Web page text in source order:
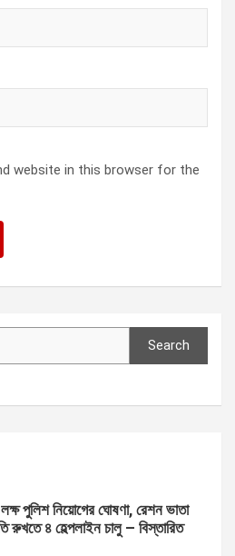
website in this browser for the
Search
লক্ষ পুলিশ নিয়োগের ঘোষণা, রেশন ভাতা
রুখতে ৪ হেল্পলাইন চালু – বিস্তারিত